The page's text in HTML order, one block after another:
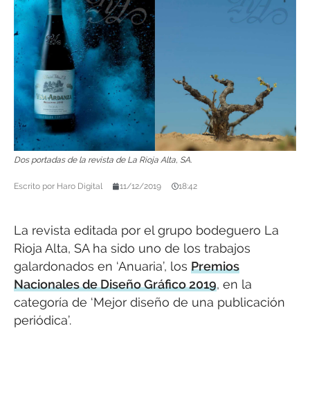
Dos portadas de la revista de La Rioja Alta, SA.
Escrito por Haro Digital 11/12/2019 18:42
La revista editada por el grupo bodeguero La
Rioja Alta, SA ha sido uno de los trabajos
galardonados en ‘Anuaria’, los Premios
Nacionales de Diseño Gráfico 2019, en la
categoría de ‘Mejor diseño de una publicación
periódica’.